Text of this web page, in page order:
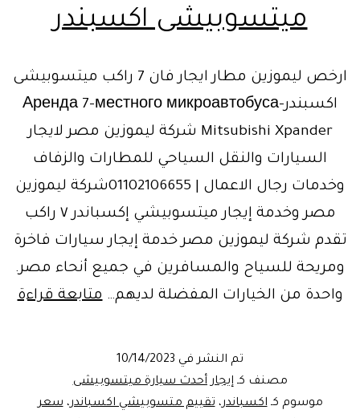
ميتسوبيشى اكسبندر
ارخص ليموزين مطار ايجار فان 7 راكب ميتسوبيشى
اكسبندر-Аренда 7-местного микроавтобуса
Mitsubishi Xpander شركة ليموزين مصر لايجار
السيارات والنقل السياحي للمطارات والزفاف
وخدمات رجال الاعمال | 01102106655شركة ليموزين
مصر وخدمة إيجار ميتسوبيشي إكسباندر ٧ راكب
تقدم شركة ليموزين مصر خدمة إيجار سيارات فاخرة
ومريحة للسياح والمسافرين في جميع أنحاء مصر.
واحدة من الخيارات المفضلة لديهم…متابعة قراءة
تم النشر في 10/14/2023
مصنف كـإيجار أحدث سيارة ميتسوبيشى
موسوم كـاكسباندر،تقييم متسوبيشي اكسباندر،سعر